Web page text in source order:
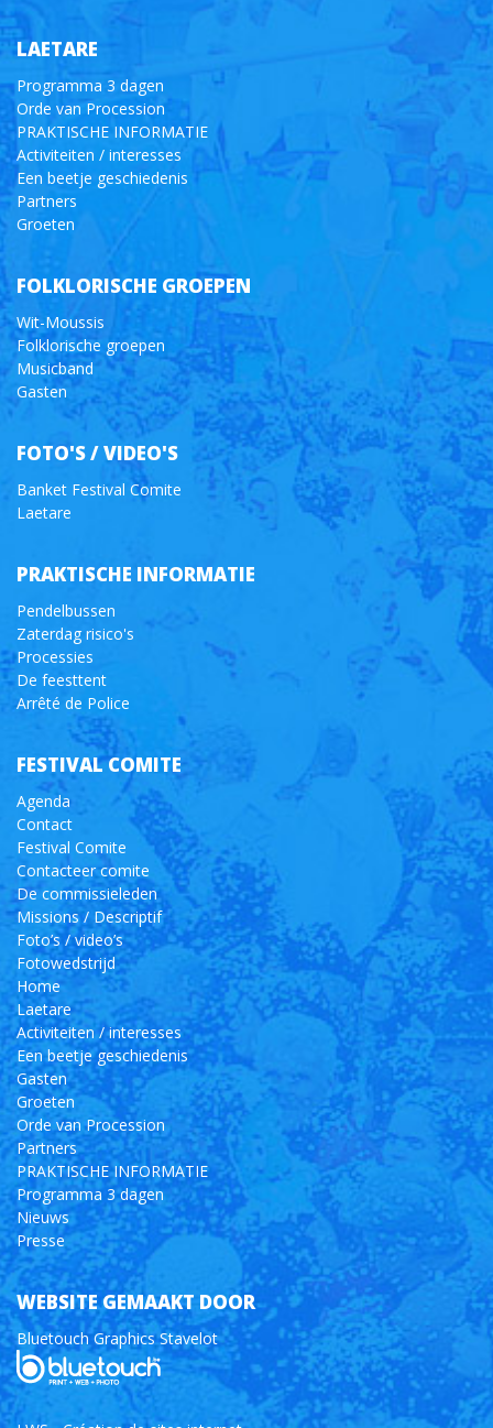
LAETARE
Programma 3 dagen
Orde van Procession
PRAKTISCHE INFORMATIE
Activiteiten / interesses
Een beetje geschiedenis
Partners
Groeten
FOLKLORISCHE GROEPEN
Wit-Moussis
Folklorische groepen
Musicband
Gasten
FOTO'S / VIDEO'S
Banket Festival Comite
Laetare
PRAKTISCHE INFORMATIE
Pendelbussen
Zaterdag risico's
Processies
De feesttent
Arrêté de Police
FESTIVAL COMITE
Agenda
Contact
Festival Comite
Contacteer comite
De commissieleden
Missions / Descriptif
Foto’s / video’s
Fotowedstrijd
Home
Laetare
Activiteiten / interesses
Een beetje geschiedenis
Gasten
Groeten
Orde van Procession
Partners
PRAKTISCHE INFORMATIE
Programma 3 dagen
Nieuws
Presse
WEBSITE GEMAAKT DOOR
Bluetouch Graphics Stavelot